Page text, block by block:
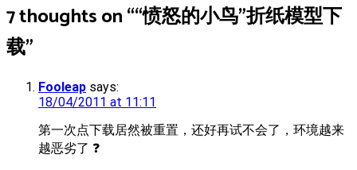
7 thoughts on ““愤怒的小鸟”折纸模型下
载”
Fooleap says:
18/04/2011 at 11:11
第一次点下载居然被重置，还好再试不会了，环境越来
越恶劣了 ❓